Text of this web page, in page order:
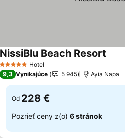
5 Počet hviezdičiek
Hotel
NissiBlu Beach Resort
9,3 Vynikajúce 5 945 Ayia Napa
Od 228 €
Pozrieť ceny z(o) 6 stránok